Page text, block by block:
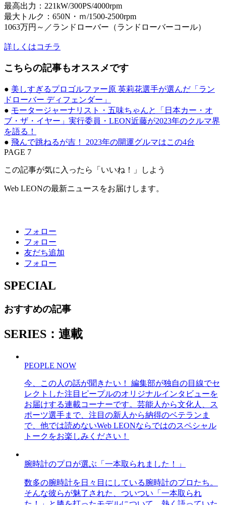
最高出力：221kW/300PS/4000rpm
最大トルク：650N・ｍ/1500-2500rpm
1063万円～／ランドローバー（ランドローバーコール）
詳しくはコチラ
こちらの記事もオススメです
● 美しすぎるプロゴルファー原 英莉花選手が選んだ「ラン
ドローバー ディフェンダー」
● モータージャーナリスト・五味ちゃんと「日本カー・オ
ブ・ザ・イヤー」実行委員・LEON近藤が2023年のクルマ界
を語る！
● 飛んで跳ねるが吉！ 2023年の開運グルマはこの4台
PAGE 7
この記事が気に入ったら「いいね！」しよう
Web LEONの最新ニュースをお届けします。
フォロー
フォロー
友だち追加
フォロー
SPECIAL
おすすめの記事
SERIES：連載
PEOPLE NOW
今、この人の話が聞きたい！ 編集部が独自の目線でセ
レクトした注目ピープルのオリジナルインタビューを
お届けする連載コーナーです。芸能人から文化人、ス
ポーツ選手まで、注目の新人から納得のベテランま
で、他では読めないWeb LEONならではのスペシャル
トークをお楽しみください！
腕時計のプロが選ぶ「一本取られました！」
数多の腕時計を日々目にしている腕時計のプロたち。
そんな彼らが魅了された、ついつい「一本取られ